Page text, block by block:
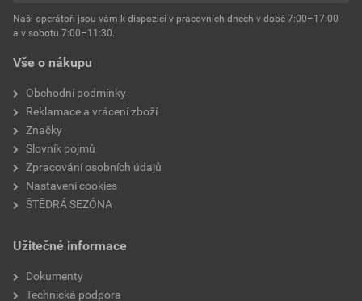
Environmentální prohlášení výrobku
Stáhnout
Velikost
součinitel tepelné vodivosti0,8 W/mK
teplota zpracování
hmotnost
typ výrobku
faktor difuzního odporu
materiálová báze
Vše o nákupu
Obchodní podmínky
Reklamace a vrácení zboží
Značky
Slovník pojmů
Zpracování osobních údajů
Nastavení cookies
ŠTĚDRÁ SEZÓNA
Užitečné informace
Dokumenty
Technická podpora
Naši operátoři jsou vám k dispozici v pracovních dnech v době 7:00–17:00
a v sobotu 7:00–11:30.